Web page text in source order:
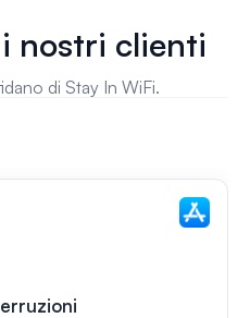
nostri clienti
di Stay In WiFi.